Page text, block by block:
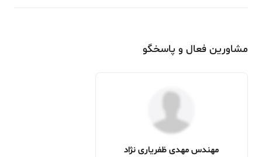
مشاورین فعال و پاسخگو
مهندس مهدی ظفریاری نژاد